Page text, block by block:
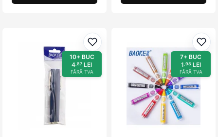
Adaugă la favorite
10+ BUC
4,87 LEI
FĂRĂ TVA
7+ BUC
1,98 LEI
FĂRĂ TVA